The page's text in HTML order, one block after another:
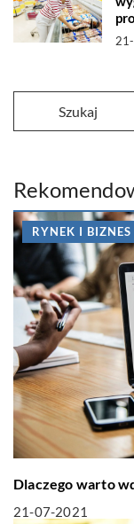
RYNEK I BIZNES
Dlaczego warto
21-07-2021